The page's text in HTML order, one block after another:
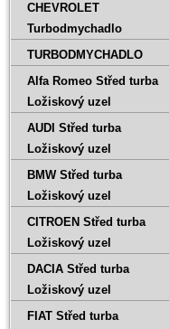
CHEVROLET
Turbodmychadlo
TURBODMYCHADLO
Alfa Romeo Střed turba
Ložiskový uzel
AUDI Střed turba
Ložiskový uzel
BMW Střed turba
Ložiskový uzel
CITROEN Střed turba
Ložiskový uzel
DACIA Střed turba
Ložiskový uzel
FIAT Střed turba